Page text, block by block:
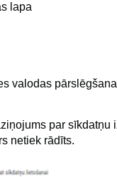
lapa
valodas
par sīkdatņu
netiek rādīts.